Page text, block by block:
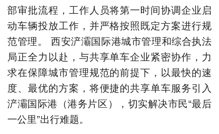
部审批流程，工作人员将第一时间协调企业启
动车辆投放工作，并严格按照既定方案进行规
范管理。 西安浐灞国际港城市管理和综合执法
局正全力以赴，与共享单车企业紧密协作，力
求在保障城市管理规范的前提下，以最快的速
度、最优的方案，将便捷的共享单车服务引入
浐灞国际港（港务片区），切实解决市民“最后
一公里”出行难题。